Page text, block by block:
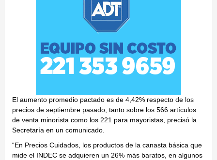
El aumento promedio pactado es de 4,42% respecto de los
precios de septiembre pasado, tanto sobre los 566 artículos
de venta minorista como los 221 para mayoristas, precisó la
Secretaría en un comunicado.
“En Precios Cuidados, los productos de la canasta básica que
mide el INDEC se adquieren un 26% más baratos, en algunos